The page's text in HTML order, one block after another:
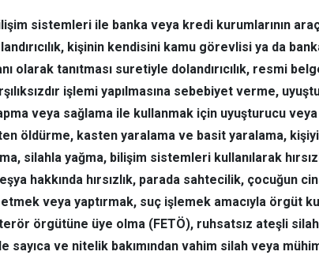
sistemleri ile banka veya kredi kurumlarının
kişinin kendisini kamu görevlisi ya da
olarak tanıtması suretiyle dolandırıcılık, resmi
işlemi yapılmasına sebebiyet verme,
veya sağlama ile kullanmak için uyuşturucu veya
öldürme, kasten yaralama ve basit yaralama, kişiyi
silahla yağma, bilişim sistemleri kullanılarak
hakkında hırsızlık, parada sahtecilik, çocuğun
veya yaptırmak, suç işlemek amacıyla örgüt
örgütüne üye olma (FETÖ), ruhsatsız ateşli
sayıca ve nitelik bakımından vahim silah veya